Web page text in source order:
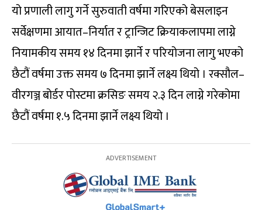
यो प्रणाली लागु गर्ने सुरुवाती वर्षमा गरिएको बेसलाइन
सर्वेक्षणमा आयात–निर्यात र ट्रान्जिट क्रियाकलापमा लाग्ने
नियामकीय समय १४ दिनमा झार्ने र परियोजना लागु भएको
छैटौं वर्षमा उक्त समय ७ दिनमा झार्ने लक्ष्य थियो । रक्सौल–
वीरगञ्ज बोर्डर पोस्टमा क्रसिङ समय २.३ दिन लाग्ने गरेकोमा
छैटौं वर्षमा १.५ दिनमा झार्ने लक्ष्य थियो ।